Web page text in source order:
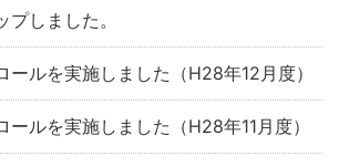
しました。
ールを実施しました（H28年12月度）
ールを実施しました（H28年11月度）